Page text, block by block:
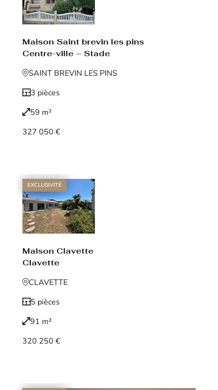
Maison Saint brevin les pins
Centre-ville – Stade
SAINT BREVIN LES PINS
3 pièces
59 m²
327 050 €
EXCLUSIVITÉ
Maison Clavette
Clavette
CLAVETTE
5 pièces
91 m²
320 250 €